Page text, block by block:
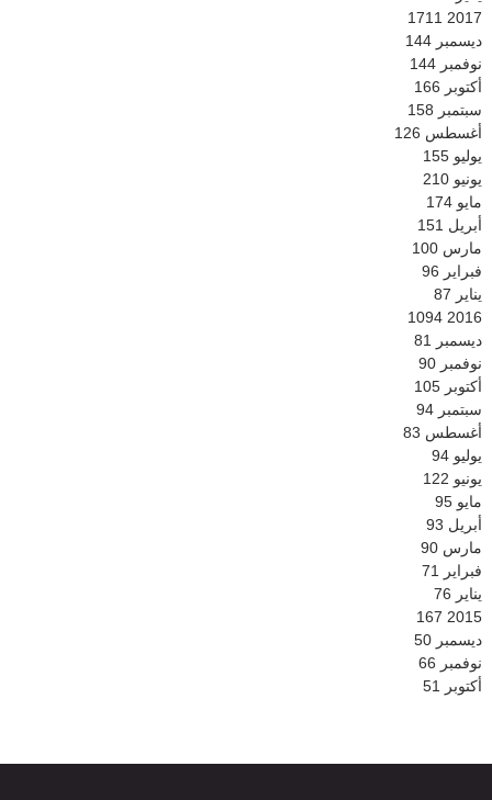
2017
1711
ديسمبر 144
نوفمبر 144
أكتوبر 166
سبتمبر 158
أغسطس 126
يوليو 155
يونيو 210
مايو 174
أبريل 151
مارس 100
فبراير 96
يناير 87
2016
1094
ديسمبر 81
نوفمبر 90
أكتوبر 105
سبتمبر 94
أغسطس 83
يوليو 94
يونيو 122
مايو 95
أبريل 93
مارس 90
فبراير 71
يناير 76
2015
167
ديسمبر 50
نوفمبر 66
أكتوبر 51